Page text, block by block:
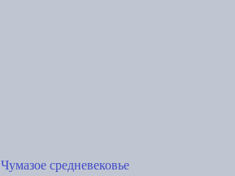
Чумазое средневековье